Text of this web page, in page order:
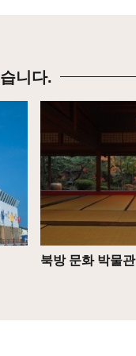
니다.
북방 문화 박물관